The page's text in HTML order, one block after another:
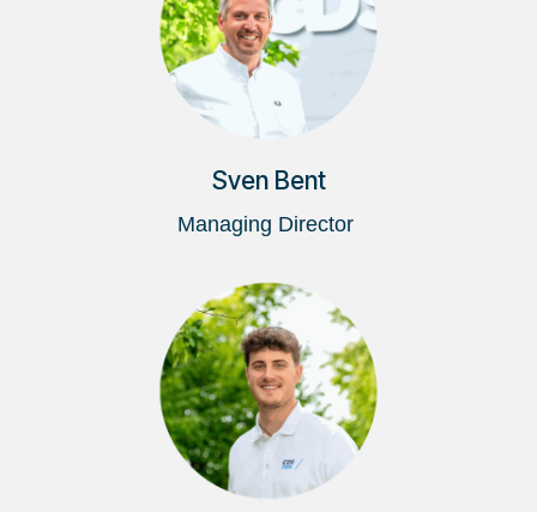
Sven Bent
Managing Director